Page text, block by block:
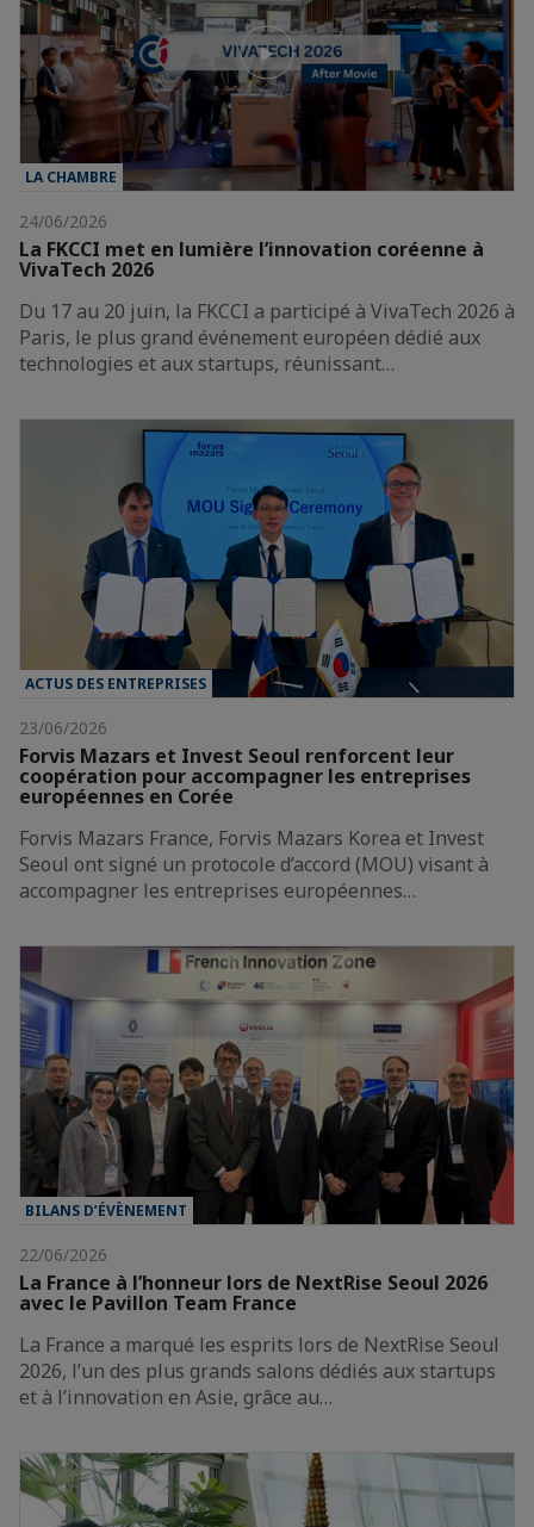
LA CHAMBRE
24/06/2026
La FKCCI met en lumière l’innovation coréenne à
VivaTech 2026
Du 17 au 20 juin, la FKCCI a participé à VivaTech 2026 à
Paris, le plus grand événement européen dédié aux
technologies et aux startups, réunissant…
ACTUS DES ENTREPRISES
23/06/2026
Forvis Mazars et Invest Seoul renforcent leur
coopération pour accompagner les entreprises
européennes en Corée
Forvis Mazars France, Forvis Mazars Korea et Invest
Seoul ont signé un protocole d’accord (MOU) visant à
accompagner les entreprises européennes…
BILANS D’ÉVÈNEMENT
22/06/2026
La France à l’honneur lors de NextRise Seoul 2026
avec le Pavillon Team France
La France a marqué les esprits lors de NextRise Seoul
2026, l’un des plus grands salons dédiés aux startups
et à l’innovation en Asie, grâce au…